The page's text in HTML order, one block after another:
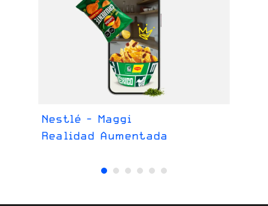
Nestlé - Maggi
Realidad Aumentada